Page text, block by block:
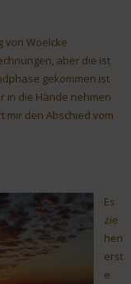
von Woelcke
aber die ist
gekommen ist
in die Hände nehmen
mir den Abschied vom
Es
zie
hen
erst
e